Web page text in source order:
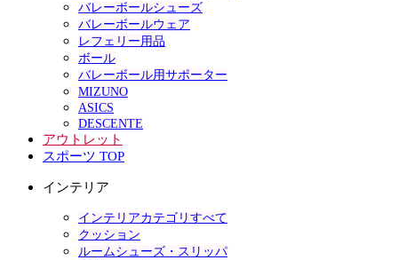
バレーボールシューズ
バレーボールウェア
レフェリー用品
ボール
バレーボール用サポーター
MIZUNO
ASICS
DESCENTE
アウトレット
スポーツ TOP
インテリア
インテリアカテゴリすべて
クッション
ルームシューズ・スリッパ